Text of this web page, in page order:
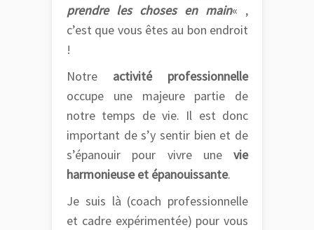
prendre les choses en main« ,
c’est que vous êtes au bon endroit
!
Notre activité professionnelle
occupe une majeure partie de
notre temps de vie. Il est donc
important de s’y sentir bien et de
s’épanouir pour vivre une vie
harmonieuse et épanouissante.
Je suis là (coach professionnelle
et cadre expérimentée) pour vous